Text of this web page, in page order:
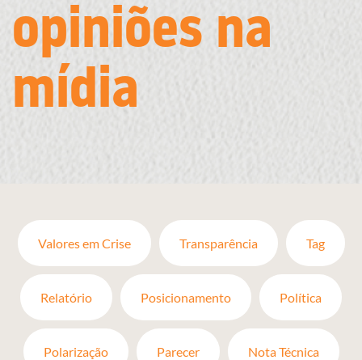
opiniões na
mídia
Valores em Crise Transparência Tag
Relatório Posicionamento Política
Polarização Parecer Nota Técnica